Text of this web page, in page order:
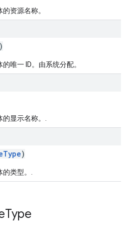
资源名称。
唯一 ID。由系统分配。
显示名称。.
)
类型。.
Type